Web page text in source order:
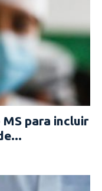
para incluir